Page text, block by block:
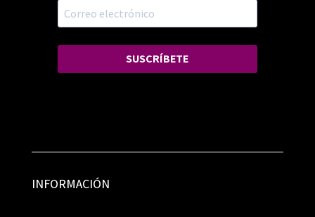
SUSCRÍBETE
INFORMACIÓN